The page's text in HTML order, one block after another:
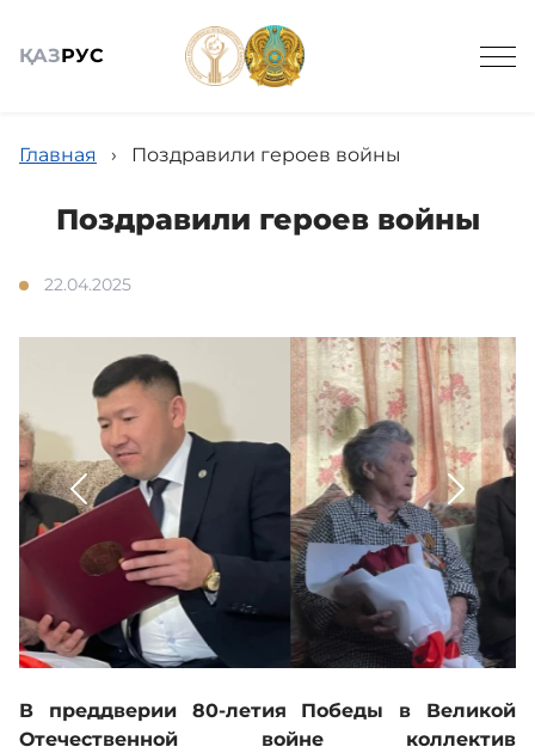
ҚАЗРУС
Новости
Государственные закупки
Кадровое обеспечение
База знаний
Деятельность
Главная › Поздравили героев войны
Поздравили героев войны
22.04.2025
В преддверии 80-летия Победы в Великой
Отечественной войне коллектив